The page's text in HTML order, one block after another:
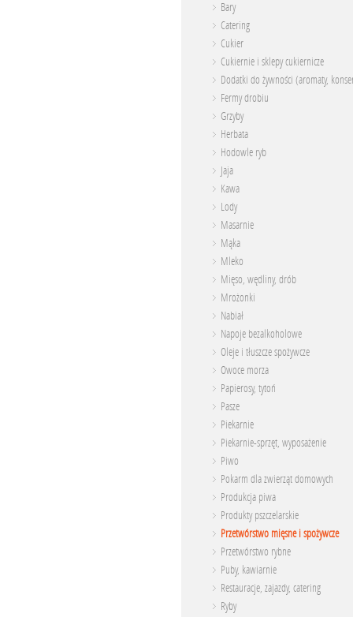
Bary
Catering
Cukier
Cukiernie i sklepy cukiernicze
Dodatki do żywności (aromaty,
Fermy drobiu
Grzyby
Herbata
Hodowle ryb
Jaja
Kawa
Lody
Masarnie
Mąka
Mleko
Mięso, wędliny, drób
Mrożonki
Nabiał
Napoje bezalkoholowe
Oleje i tłuszcze spożywcze
Owoce morza
Papierosy, tytoń
Pasze
Piekarnie
Piekarnie-sprzęt, wyposażenie
Piwo
Pokarm dla zwierząt domowych
Produkcja piwa
Produkty pszczelarskie
Przetwórstwo mięsne i spożywcze
Przetwórstwo rybne
Puby, kawiarnie
Restauracje, zajazdy, catering
Ryby